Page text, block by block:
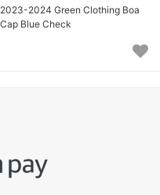
2023-2024 Green Clothing Boa
Cap Blue Check